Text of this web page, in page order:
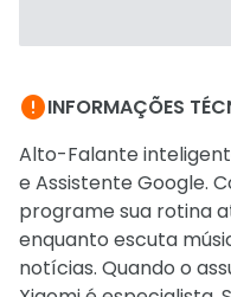
INFORMAÇÕES
Alto-Falante
e Assistente Google.
programe sua rotina
enquanto escuta
notícias. Quando o